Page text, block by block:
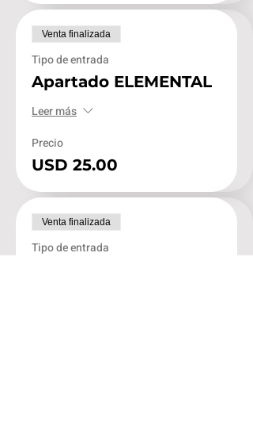
Venta finalizada
Tipo de entrada
Apartado ELEMENTAL
Leer más
Precio
USD 25.00
Venta finalizada
Tipo de entrada